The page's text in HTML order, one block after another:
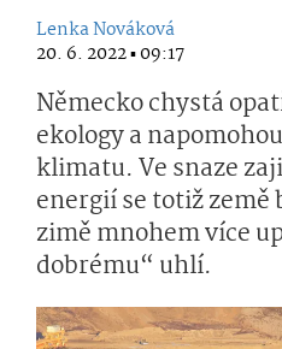
Lenka Nováková
20. 6. 2022 ▪ 09:17
Německo chystá
ekology a
klimatu. Ve snaze
energií se totiž země
zimě mnohem více
dobrému“ uhlí.